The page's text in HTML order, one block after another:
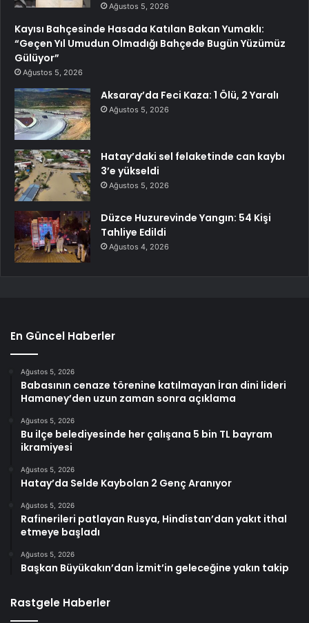
Ağustos 5, 2026
Kayısı Bahçesinde Hasada Katılan Bakan Yumaklı:
“Geçen Yıl Umudun Olmadığı Bahçede Bugün Yüzümüz
Gülüyor”
Ağustos 5, 2026
Aksaray’da Feci Kaza: 1 Ölü, 2 Yaralı
Ağustos 5, 2026
Hatay’daki sel felaketinde can kaybı
3’e yükseldi
Ağustos 5, 2026
Düzce Huzurevinde Yangın: 54 Kişi
Tahliye Edildi
Ağustos 4, 2026
En Güncel Haberler
Ağustos 5, 2026
Babasının cenaze törenine katılmayan İran dini lideri
Hamaney’den uzun zaman sonra açıklama
Ağustos 5, 2026
Bu ilçe belediyesinde her çalışana 5 bin TL bayram
ikramiyesi
Ağustos 5, 2026
Hatay’da Selde Kaybolan 2 Genç Aranıyor
Ağustos 5, 2026
Rafinerileri patlayan Rusya, Hindistan’dan yakıt ithal
etmeye başladı
Ağustos 5, 2026
Başkan Büyükakın’dan İzmit’in geleceğine yakın takip
Rastgele Haberler